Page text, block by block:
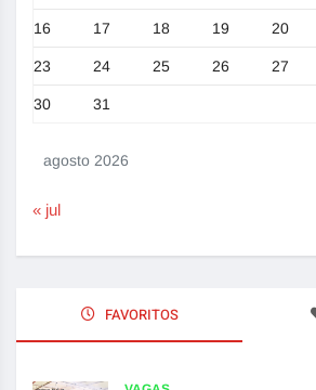
agosto 2026
16 17 18 19 20
23 24 25 26 27
30 31
« jul
FAVORITOS